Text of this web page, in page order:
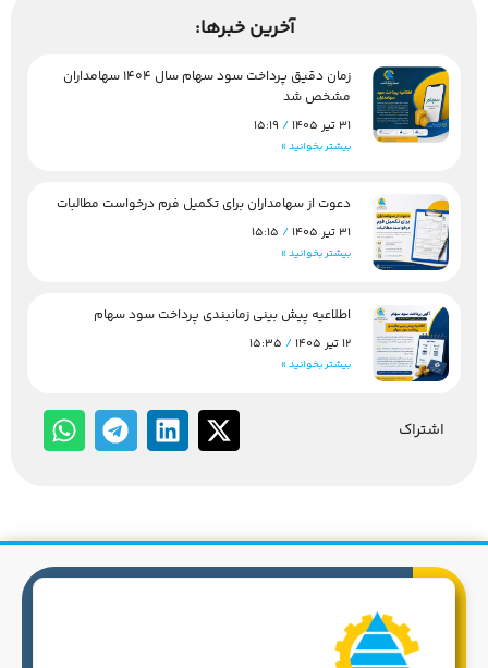
اشتراک
آخرین خبرها:
زمان دقیق پرداخت سود سهام سال 1404 سهامداران
مشخص شد
31 تیر 1405
بیشتر بخوانید »
دعوت از سهامداران برای تکمیل فرم درخواست مطالبات
31 تیر 1405
بیشتر بخوانید »
اطلاعیه پیش بینی زمانبندی پرداخت سود سهام
12 تیر 1405
بیشتر بخوانید »